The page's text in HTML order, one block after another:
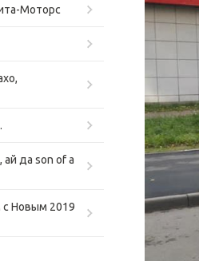
Моторс
да son of a
Новым 2019